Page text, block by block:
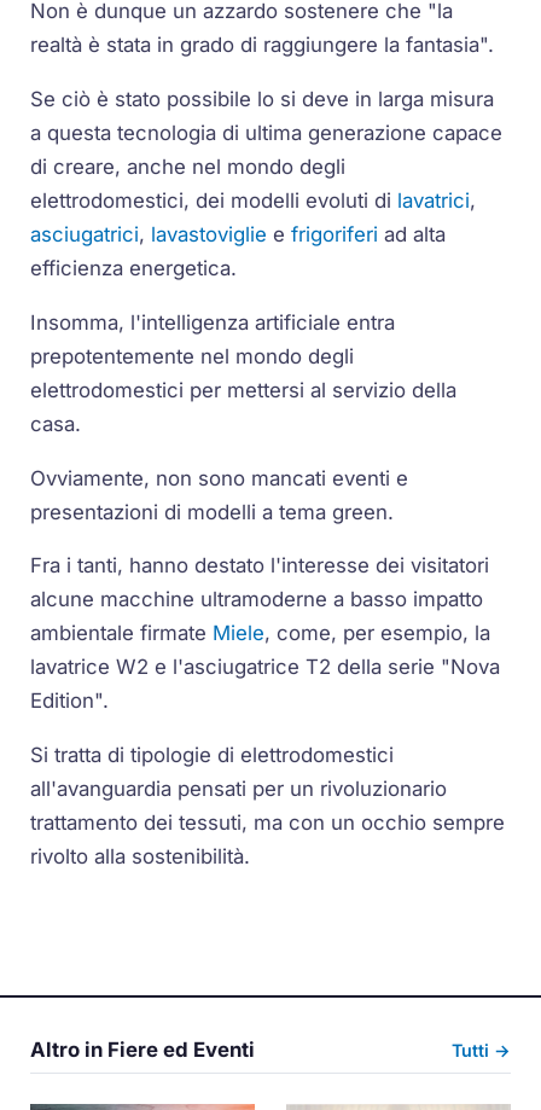
Non è dunque un azzardo sostenere che "la
realtà è stata in grado di raggiungere la fantasia".
Se ciò è stato possibile lo si deve in larga misura
a questa tecnologia di ultima generazione capace
di creare, anche nel mondo degli
elettrodomestici, dei modelli evoluti di lavatrici,
asciugatrici, lavastoviglie efrigoriferi ad alta
efficienza energetica.
Insomma, l'intelligenza artificiale entra
prepotentemente nel mondo degli
elettrodomestici per mettersi al servizio della
casa.
Ovviamente, non sono mancati eventi e
presentazioni di modelli a tema green.
Fra i tanti, hanno destato l'interesse dei visitatori
alcune macchine ultramoderne a basso impatto
ambientale firmate Miele, come, per esempio, la
lavatrice W2 e l'asciugatrice T2 della serie "Nova
Edition".
Si tratta di tipologie di elettrodomestici
all'avanguardia pensati per un rivoluzionario
trattamento dei tessuti, ma con un occhio sempre
rivolto alla sostenibilità.
Altro in Fiere ed Eventi Tutti →